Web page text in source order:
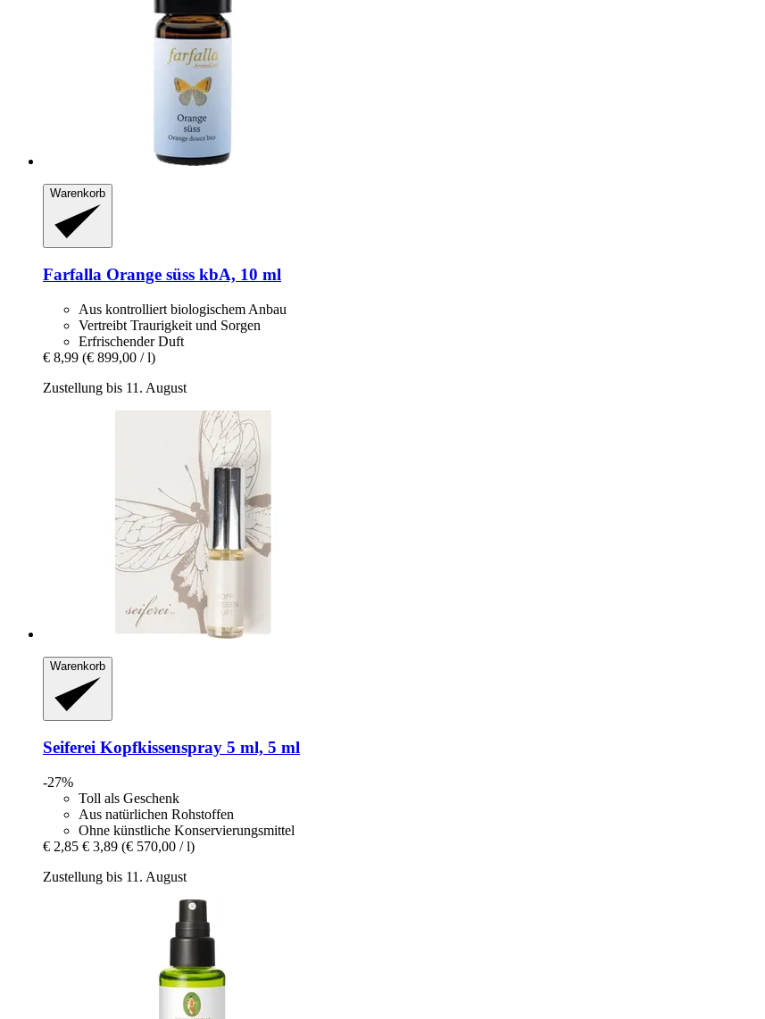
Warenkorb
Farfalla Orange süss kbA, 10 ml
Aus kontrolliert biologischem Anbau
Vertreibt Traurigkeit und Sorgen
Erfrischender Duft
€ 8,99 (€ 899,00 / l)
Zustellung bis 11. August
Warenkorb
Seiferei Kopfkissenspray 5 ml, 5 ml
-27%
Toll als Geschenk
Aus natürlichen Rohstoffen
Ohne künstliche Konservierungsmittel
€ 2,85 € 3,89 (€ 570,00 / l)
Zustellung bis 11. August